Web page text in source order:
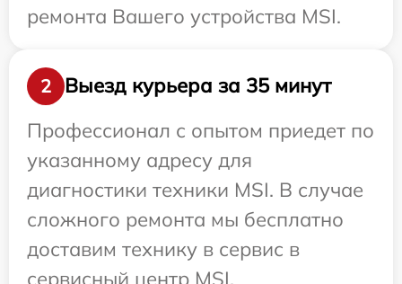
ремонта Вашего устройства MSI.
2
Выезд курьера за 35 минут
Профессионал с опытом приедет по
указанному адресу для
диагностики техники MSI. В случае
сложного ремонта мы бесплатно
доставим технику в сервис в
сервисный центр MSI.